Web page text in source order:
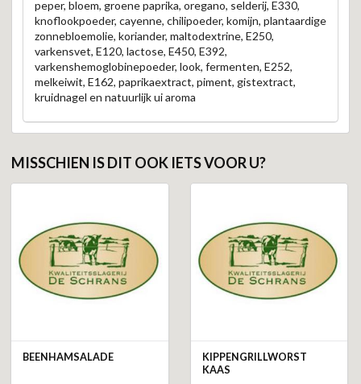
peper, bloem, groene paprika, oregano, selderij, E330,
knoflookpoeder, cayenne, chilipoeder, komijn, plantaardige
zonnebloemolie, koriander, maltodextrine, E250,
varkensvet, E120, lactose, E450, E392,
varkenshemoglobinepoeder, look, fermenten, E252,
melkeiwit, E162, paprikaextract, piment, gistextract,
kruidnagel en natuurlijk ui aroma
MISSCHIEN IS DIT OOK IETS VOOR U?
BEENHAMSALADE
KIPPENGRILLWORST
KAAS